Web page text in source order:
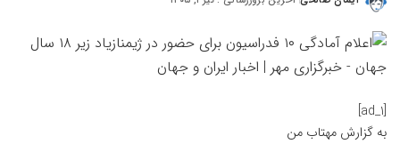
[ad_1]
به گزارش مهتاب من